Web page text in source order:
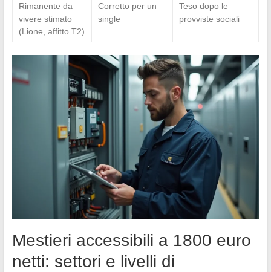
Rimanente da
vivere stimato
(Lione, affitto T2)
Corretto per un
single
Teso dopo le
provviste sociali
Mestieri accessibili a 1800 euro
netti: settori e livelli di